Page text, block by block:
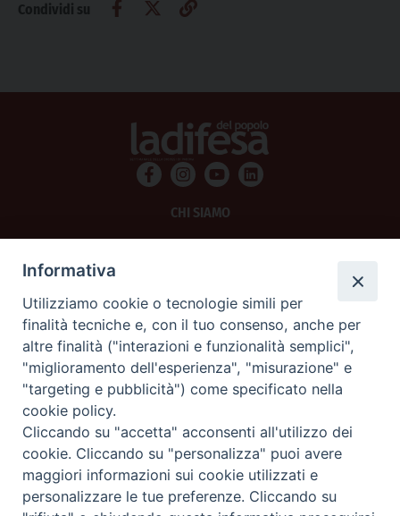
Condividi su
CHI SIAMO
SCRIVICI
La Difesa srl - P.iva 05125420280
La Difesa del Popolo percepisce i contributi pubblici all'editoria.
La Difesa del Popolo, tramite la Fisc (Federazione Italiana Settimanali Cattolici)
ha aderito allo IAP (Istituto dell'Autodisciplina Pubblicitaria) accettando il Codice
di Autodisciplina della Comunicazione Commerciale.
La Difesa del Popolo è una testata registrata presso il Tribunale di Padova
decreto del 15 giugno 1950 al n. 37 del registro periodici.
Informativa
Utilizziamo cookie o tecnologie simili per
finalità tecniche e, con il tuo consenso, anche per
altre finalità ("interazioni e funzionalità semplici",
"miglioramento dell'esperienza", "misurazione" e
"targeting e pubblicità") come specificato nella
cookie policy.
Cliccando su "accetta" acconsenti all'utilizzo dei
cookie. Cliccando su "personalizza" puoi avere
maggiori informazioni sui cookie utilizzati e
personalizzare le tue preferenze. Cliccando su